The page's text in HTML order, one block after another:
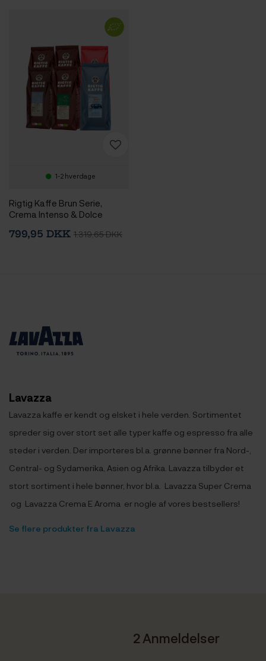
1-2 hverdage
Rigtig Kaffe Brun Serie,
Crema Intenso & Dolce
kaffebønner
799,95 DKK 1.319,65 DKK
Lavazza
Lavazza kaffe er kendt og elsket i hele verden. Sortimentet
spreder sig over stort set alle typer kaffe og espresso fra alle
steder i verden. Der importeres bl.a. grønne bønner fra Nord-,
Central- og Sydamerika, Asien og Afrika. Lavazza tilbyder et
stort sortiment i hele bønner, hvor bl.a. Lavazza Super Crema
og Lavazza Crema E Aroma er nogle af vores bestsellers!
Se flere produkter fra Lavazza
2 Anmeldelser